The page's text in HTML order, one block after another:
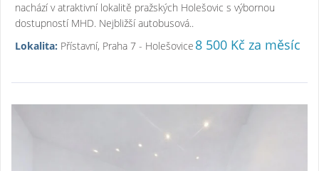
nachází v atraktivní lokalitě pražských Holešovic s výbornou
dostupností MHD. Nejbližší autobusová..
Lokalita: Přístavní, Praha 7 - Holešovice 8 500 Kč za měsíc